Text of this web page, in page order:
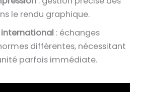
le rendu graphique.
: échanges
différentes, nécessitant
parfois immédiate.